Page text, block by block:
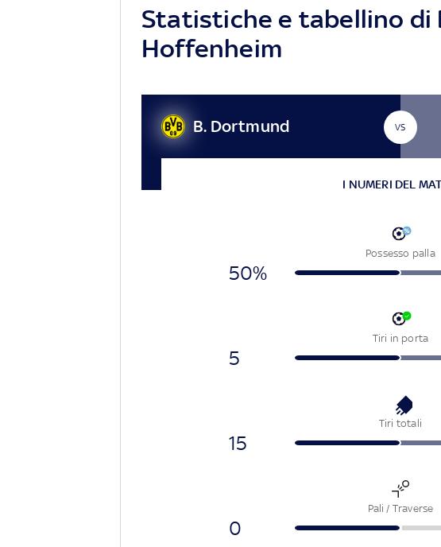
Statistiche e tabellino di
Hoffenheim
B. Dortmund VS
I NUMERI DEL
Possesso palla
50%
Tiri in porta
5
Tiri totali
15
Pali / Traverse
0